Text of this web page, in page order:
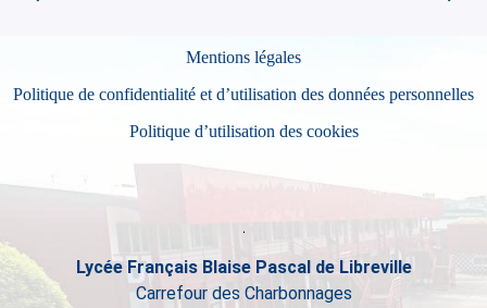
Mentions légales
Politique de confidentialité et d’utilisation des données personnelles
Politique d’utilisation des cookies
Lycée Français Blaise Pascal de Libreville
Carrefour des Charbonnages